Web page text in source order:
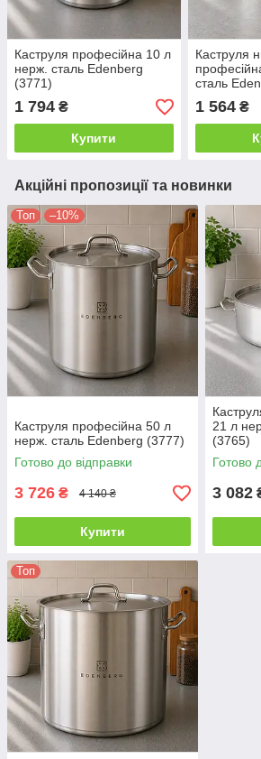
Каструля професійна 10 л
нерж. сталь Edenberg
(3771)
1 794 ₴
Купити
Каструля
сталь
1 564₴
Акційні пропозиції та новинки
Топ –10%
Каструля професійна 50 л
нерж. сталь Edenberg (3777)
Готово до відправки
3 726 ₴ 4 140 ₴
Купити
21 л
(3765)
Готово
3 082
Топ